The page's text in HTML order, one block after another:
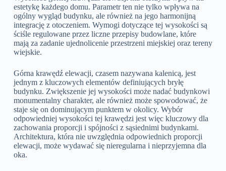
estetykę każdego domu. Parametr ten nie tylko wpływa na
ogólny wygląd budynku, ale również na jego harmonijną
integrację z otoczeniem. Wymogi dotyczące tej wysokości są
ściśle regulowane przez liczne przepisy budowlane, które
mają za zadanie ujednolicenie przestrzeni miejskiej oraz tereny
wiejskie.
Górna krawędź elewacji, czasem nazywana kalenicą, jest
jednym z kluczowych elementów definiujących bryłę
budynku. Zwiększenie jej wysokości może nadać budynkowi
monumentalny charakter, ale również może spowodować, że
staje się on dominującym punktem w okolicy. Wybór
odpowiedniej wysokości tej krawędzi jest więc kluczowy dla
zachowania proporcji i spójności z sąsiednimi budynkami.
Architektura, która nie uwzględnia odpowiednich proporcji
elewacji, może wydawać się nieregularna i nieprzyjemna dla
oka.